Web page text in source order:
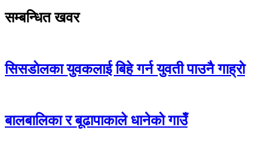
सम्बन्धित खवर
सिसडाेलका युवकलाई बिहे गर्न युवती पाउनै गाह्राे
बालबालिका र बूढापाकाले धानेको गाउँ